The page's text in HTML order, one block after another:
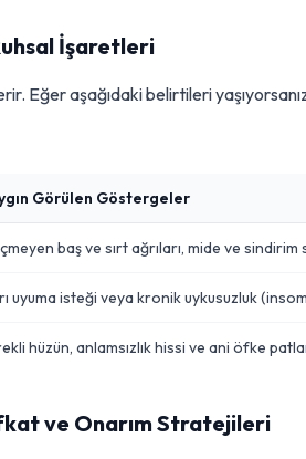
İşaretleri
Eğer aşağıdaki belirtileri
Görülen Göstergeler
baş ve sırt ağrıları, mide ve sindirim
uyuma isteği veya kronik uykusuzluk
hüzün, anlamsızlık hissi ve ani öfke
ve Onarım Stratejileri